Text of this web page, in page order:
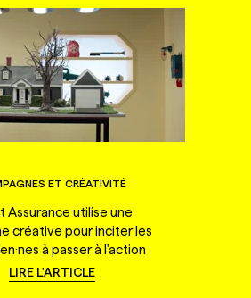
ET CRÉATIVITÉ
Assurance utilise une
créative pour inciter les
à passer à l'action
LIRE L'ARTICLE